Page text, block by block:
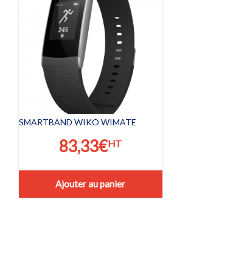
SMARTBAND WIKO WIMATE
83,33€HT
Ajouter au panier